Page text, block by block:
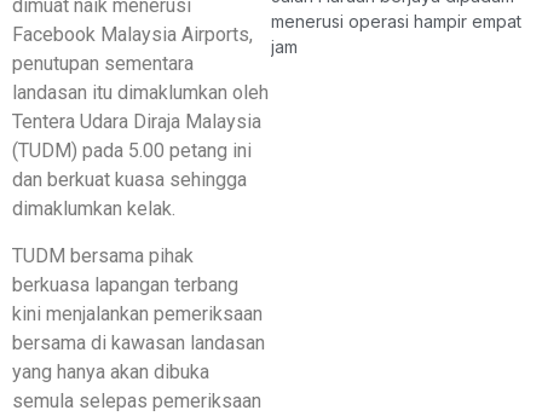
dimuat naik menerusi
Facebook Malaysia Airports,
penutupan sementara
landasan itu dimaklumkan oleh
Tentera Udara Diraja Malaysia
(TUDM) pada 5.00 petang ini
dan berkuat kuasa sehingga
dimaklumkan kelak.
TUDM bersama pihak
berkuasa lapangan terbang
kini menjalankan pemeriksaan
bersama di kawasan landasan
yang hanya akan dibuka
semula selepas pemeriksaan
menerusi operasi hampir empat
jam